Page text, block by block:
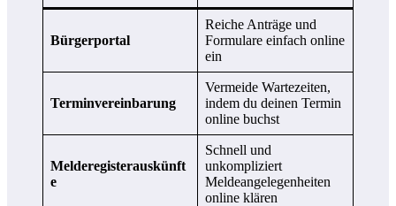
Bürgerportal
Reiche Anträge und
Formulare einfach online
ein
Terminvereinbarung
Vermeide Wartezeiten,
indem du deinen Termin
online buchst
Melderegisterauskünft
e
Schnell und
unkompliziert
Meldeangelegenheiten
online klären